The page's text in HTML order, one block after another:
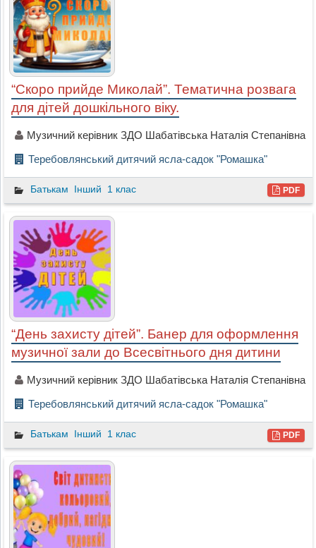
“Скоро прийде Миколай”. Тематична розвага
для дітей дошкільного віку.
Музичний керівник ЗДО Шабатівська Наталія Степанівна
Теребовлянський дитячий ясла-садок "Ромашка"
Батькам Інший 1 клас PDF
“День захисту дітей”. Банер для оформлення
музичної зали до Всесвітнього дня дитини
Музичний керівник ЗДО Шабатівська Наталія Степанівна
Теребовлянський дитячий ясла-садок "Ромашка"
Батькам Інший 1 клас PDF